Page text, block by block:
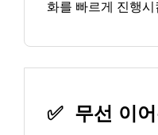
화를 빠르게 진행시
✅ 무선 이